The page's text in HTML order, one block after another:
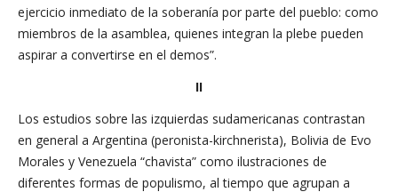
ejercicio inmediato de la soberanía por parte del pueblo: como
miembros de la asamblea, quienes integran la plebe pueden
aspirar a convertirse en el demos”.
II
Los estudios sobre las izquierdas sudamericanas contrastan
en general a Argentina (peronista-kirchnerista), Bolivia de Evo
Morales y Venezuela “chavista” como ilustraciones de
diferentes formas de populismo, al tiempo que agrupan a